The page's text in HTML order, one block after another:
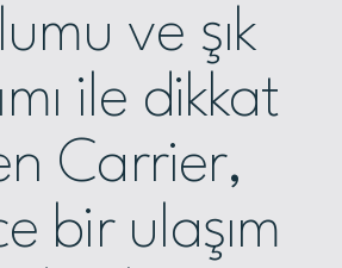
ve şık
ile dikkat
Carrier,
bir ulaşım